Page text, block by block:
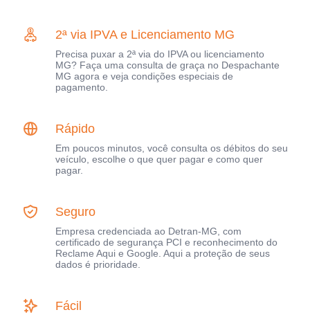
2ª via IPVA e Licenciamento MG
Precisa puxar a 2ª via do IPVA ou licenciamento
MG? Faça uma consulta de graça no Despachante
MG agora e veja condições especiais de
pagamento.
Rápido
Em poucos minutos, você consulta os débitos do seu
veículo, escolhe o que quer pagar e como quer
pagar.
Seguro
Empresa credenciada ao Detran-MG, com
certificado de segurança PCI e reconhecimento do
Reclame Aqui e Google. Aqui a proteção de seus
dados é prioridade.
Fácil